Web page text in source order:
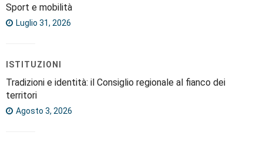
Sport e mobilità
Luglio 31, 2026
ISTITUZIONI
Tradizioni e identità: il Consiglio regionale al fianco dei
territori
Agosto 3, 2026